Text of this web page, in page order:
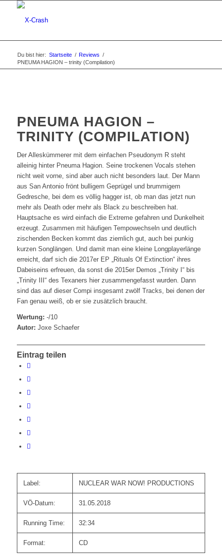
Du bist hier: Startseite / Reviews /
PNEUMA HAGION – trinity (Compilation)
PNEUMA HAGION –
TRINITY (COMPILATION)
Der Alleskümmerer mit dem einfachen Pseudonym R steht
alleinig hinter Pneuma Hagion. Seine trockenen Vocals stehen
nicht weit vorne, sind aber auch nicht besonders laut. Der Mann
aus San Antonio frönt bulligem Geprügel und brummigem
Gedresche, bei dem es völlig hagger ist, ob man das jetzt nun
mehr als Death oder mehr als Black zu beschreiben hat.
Hauptsache es wird einfach die Extreme gefahren und Dunkelheit
erzeugt. Zusammen mit häufigen Tempowechseln und deutlich
zischenden Becken kommt das ziemlich gut, auch bei punkig
kurzen Songlängen. Und damit man eine kleine Longplayerlänge
erreicht, darf sich die 2017er EP „Rituals Of Extinction“ ihres
Dabeiseins erfreuen, da sonst die 2015er Demos „Trinity I“ bis
„Trinity III“ des Texaners hier zusammengefasst wurden. Dann
sind das auf dieser Compi insgesamt zwölf Tracks, bei denen der
Fan genau weiß, ob er sie zusätzlich braucht.
Wertung: -/10
Autor: Joxe Schaefer
Eintrag teilen
Label: NUCLEAR WAR NOW! PRODUCTIONS
VÖ-Datum: 31.05.2018
Running Time: 32:34
Format: CD